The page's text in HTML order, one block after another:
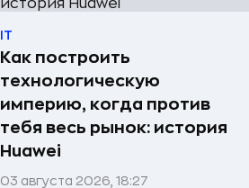
IT
Как построить
технологическую
империю, когда против
тебя весь рынок: история
Huawei
03 августа 2026, 18:27